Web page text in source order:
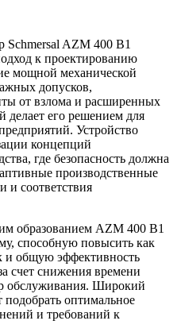
Schmersal AZM 400 B1
к проектированию
мощной механической
допусков,
от взлома и расширенных
делает его решением для
Устройство
концепций
где безопасность должна
производственные
и соответствия
образованием AZM 400 B1
способную повысить как
и общую эффективность
счет снижения времени
обслуживания. Широкий
оптимальное
и требований к